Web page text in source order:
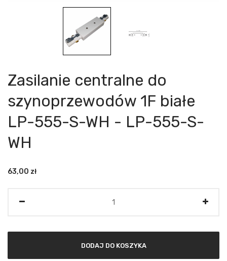
Zasilanie centralne do
szynoprzewodów 1F białe
LP-555-S-WH - LP-555-S-
WH
63,00 zł
DODAJ DO KOSZYKA